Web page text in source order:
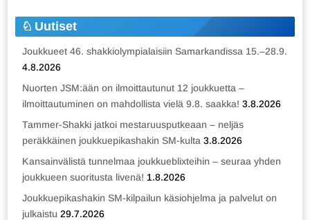
Uutiset
Joukkueet 46. shakkiolympialaisiin Samarkandissa 15.–28.9.
4.8.2026
Nuorten JSM:ään on ilmoittautunut 12 joukkuetta –
ilmoittautuminen on mahdollista vielä 9.8. saakka! 3.8.2026
Tammer-Shakki jatkoi mestaruusputkeaan – neljäs
peräkkäinen joukkuepikashakin SM-kulta 3.8.2026
Kansainvälistä tunnelmaa joukkueblixteihin – seuraa yhden
joukkueen suoritusta livenä! 1.8.2026
Joukkuepikashakin SM-kilpailun käsiohjelma ja palvelut on
julkaistu 29.7.2026